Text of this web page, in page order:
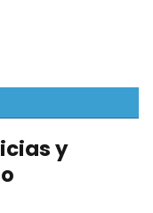
y